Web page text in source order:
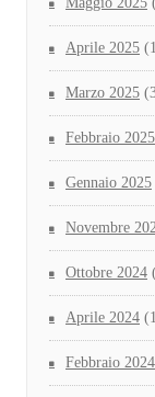
Aprile 2025
Marzo 2025
Febbraio 2025
Gennaio 2025
Novembre
Ottobre 2024
Aprile 2024
Febbraio 2024